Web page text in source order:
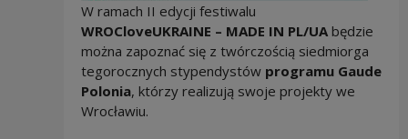
W ramach II edycji festiwalu
WROCloveUKRAINE – MADE IN PL/UAbędzie
można zapoznać się z twórczością siedmiorga
tegorocznych stypendystów programu Gaude
Polonia, którzy realizują swoje projekty we
Wrocławiu.